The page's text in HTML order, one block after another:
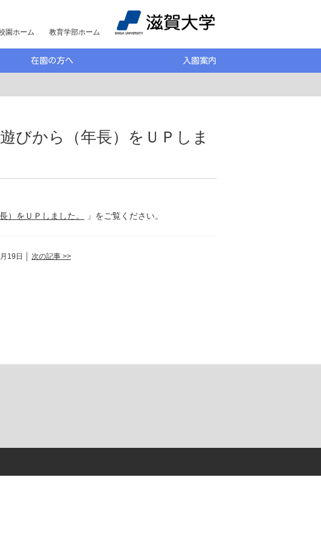
園ホーム 教育学部ホーム
在園の方へ 入園案内
びから（年長）をＵＰしま
）をＵＰしました。 」をご覧ください。
19日 │ 次の記事 >>